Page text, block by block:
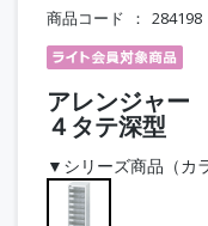
商品コード 284198
アレンジャ
４タテ深型
▼シリーズ商品（カ